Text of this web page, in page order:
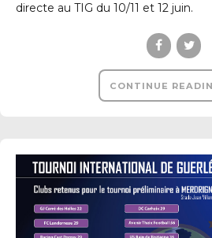
directe au TIG du 10/11 et 12 juin.
CONTINUE